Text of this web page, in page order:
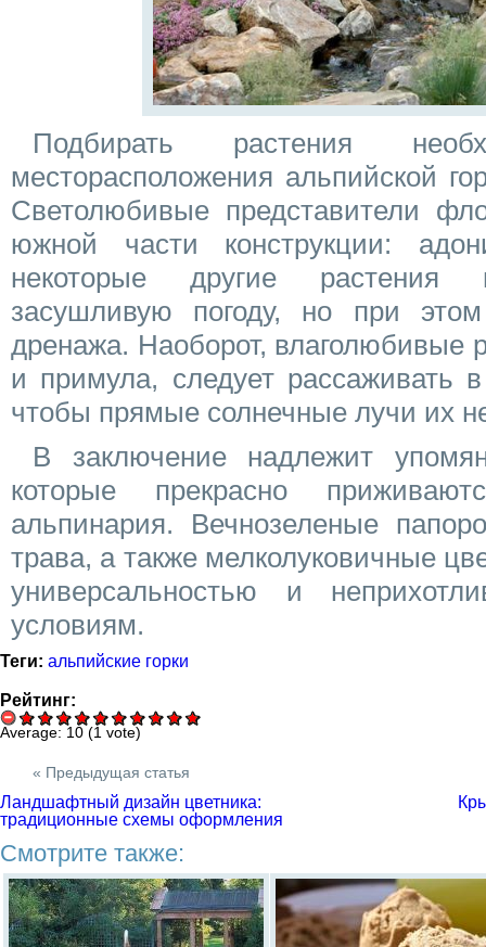
Подбирать растения
месторасположения альпийской
Светолюбивые представители
южной части конструкции:
некоторые другие растения
засушливую погоду, но при
дренажа. Наоборот, влаголюбивые
и примула, следует рассаживать
чтобы прямые солнечные лучи их
В заключение надлежит
которые прекрасно
альпинария. Вечнозеленые
трава, а также мелколуковичные
универсальностью и
условиям.
Теги: альпийские горки
Рейтинг:
Average: 10 (1 vote)
« Предыдущая статья
Ландшафтный дизайн цветника:
традиционные схемы оформления
Смотрите также: